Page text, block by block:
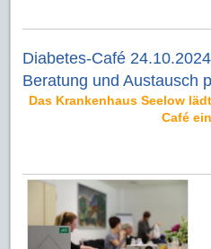
Diabetes-Café
Beratung und Austausch
Das Krankenhaus Seelow
Café ein